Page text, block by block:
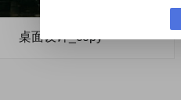
桌面设计_copy